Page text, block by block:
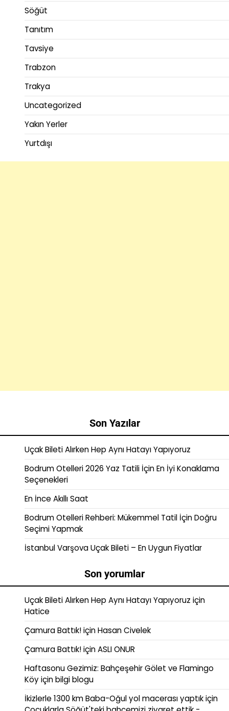
Söğüt
Tanıtım
Tavsiye
Trabzon
Trakya
Uncategorized
Yakın Yerler
Yurtdışı
Son Yazılar
Uçak Bileti Alırken Hep Aynı Hatayı Yapıyoruz
Bodrum Otelleri 2026 Yaz Tatili İçin En İyi Konaklama
Seçenekleri
En İnce Akıllı Saat
Bodrum Otelleri Rehberi: Mükemmel Tatil İçin Doğru
Seçimi Yapmak
İstanbul Varşova Uçak Bileti – En Uygun Fiyatlar
Son yorumlar
Uçak Bileti Alırken Hep Aynı Hatayı Yapıyoruz için
Hatice
Çamura Battık!içinHasan Civelek
Çamura Battık!içinASLI ONUR
Haftasonu Gezimiz: Bahçeşehir Gölet ve Flamingo
Köyiçinbilgi blogu
İkizlerle 1300 km Baba-Oğul yol macerası yaptıkiçin